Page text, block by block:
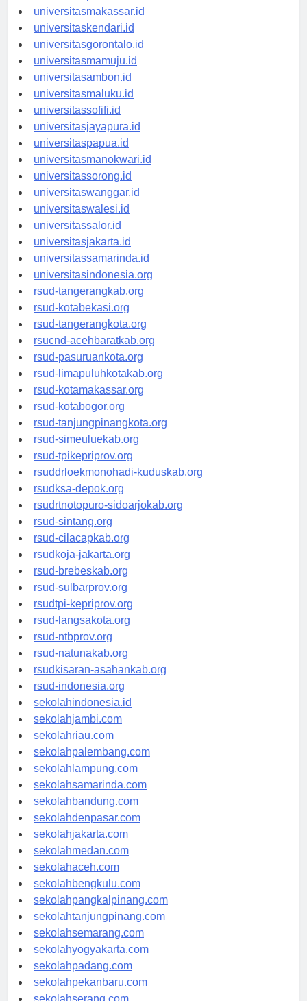
universitaspalu.id
universitasmakassar.id
universitaskendari.id
universitasgorontalo.id
universitasmamuju.id
universitasambon.id
universitasmaluku.id
universitassofifi.id
universitasjayapura.id
universitaspapua.id
universitasmanokwari.id
universitassorong.id
universitaswanggar.id
universitaswalesi.id
universitassalor.id
universitasjakarta.id
universitassamarinda.id
universitasindonesia.org
rsud-tangerangkab.org
rsud-kotabekasi.org
rsud-tangerangkota.org
rsucnd-acehbaratkab.org
rsud-pasuruankota.org
rsud-limapuluhkotakab.org
rsud-kotamakassar.org
rsud-kotabogor.org
rsud-tanjungpinangkota.org
rsud-simeuluekab.org
rsud-tpikepriprov.org
rsuddrloekmonohadi-kuduskab.org
rsudksa-depok.org
rsudrtnotopuro-sidoarjokab.org
rsud-sintang.org
rsud-cilacapkab.org
rsudkoja-jakarta.org
rsud-brebeskab.org
rsud-sulbarprov.org
rsudtpi-kepriprov.org
rsud-langsakota.org
rsud-ntbprov.org
rsud-natunakab.org
rsudkisaran-asahankab.org
rsud-indonesia.org
sekolahindonesia.id
sekolahjambi.com
sekolahriau.com
sekolahpalembang.com
sekolahlampung.com
sekolahsamarinda.com
sekolahbandung.com
sekolahdenpasar.com
sekolahjakarta.com
sekolahmedan.com
sekolahaceh.com
sekolahbengkulu.com
sekolahpangkalpinang.com
sekolahtanjungpinang.com
sekolahsemarang.com
sekolahyogyakarta.com
sekolahpadang.com
sekolahpekanbaru.com